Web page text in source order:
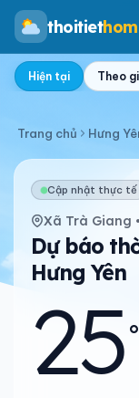
thoitiet
Hiện tại Theo
Trang chủ Hưng
Cập nhật thực tế
Xã Trà Giang
Dự báo
Hưng Yên
25